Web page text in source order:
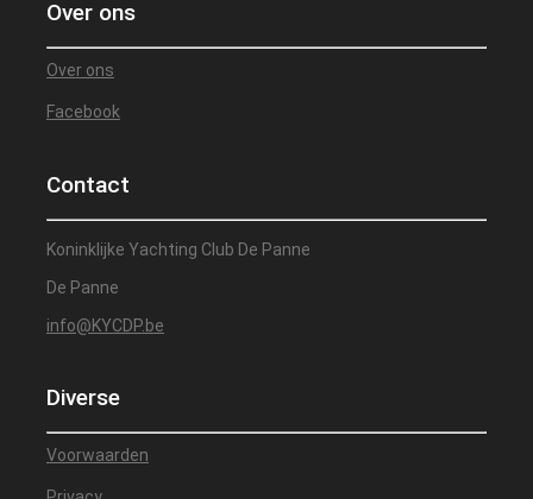
Over ons
Over ons
Facebook
Contact
Koninklijke Yachting Club De Panne
De Panne
info@KYCDP.be
Diverse
Voorwaarden